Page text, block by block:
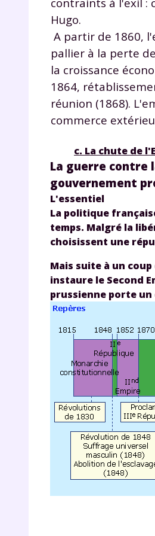
Hugo.
A partir de 1860,
pallier à la perte
la croissance
1864,
réunion (1868).
commerce
c. La chute de
La guerre contre
gouvernement
L'essentiel
La politique
temps. Malgré la
choisissent une
Mais suite à un
instaure le Second
prussienne porte un